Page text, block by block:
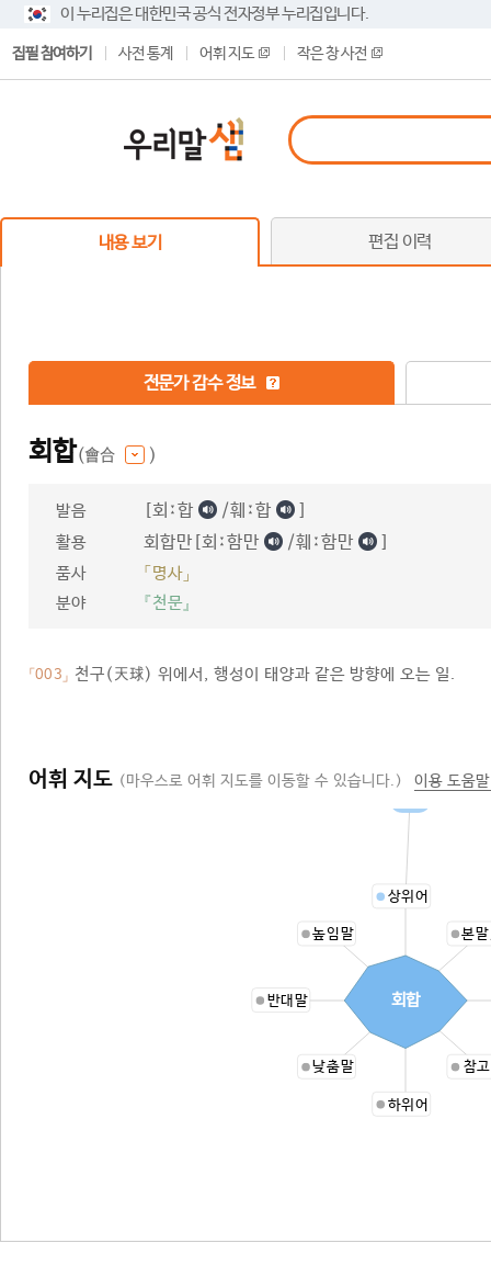
이 누리집은 대한민국 공식 전자정부 누리집입니다.
집필 참여하기 사전 통계 어휘 지도 작은 창 사전
내용 보기 편집 이력
전문가 감수 정보
회합(會合 )
발음 [회ː합 /훼ː합 ]
활용 회합만[회ː함만 /훼ː함만 ]
품사
「명사」
분야
『천문』
「003」 천구(天球) 위에서, 행성이 태양과 같은 방향에 오는 일.
어휘 지도 (마우스로 어휘 지도를 이동할 수 있습니다.) 이용 도움
상위어
본
참
하위어
낮춤말
반대말
높임말
회합